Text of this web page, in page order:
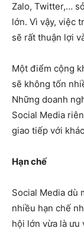
Zalo, Twitter,…
lớn. Vì vậy, việc
sẽ rất thuận lợi
Một điểm cộng
sẽ không tốn
Những doanh
Social Media
giao tiếp với
Hạn chế
Social Media dù
nhiều hạn chế
hội lớn vừa là ưu